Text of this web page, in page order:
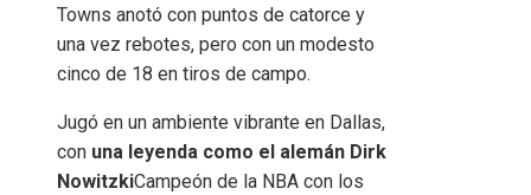
Towns anotó con puntos de catorce y
una vez rebotes, pero con un modesto
cinco de 18 en tiros de campo.
Jugó en un ambiente vibrante en Dallas,
con una leyenda como el alemán Dirk
NowitzkiCampeón de la NBA con los